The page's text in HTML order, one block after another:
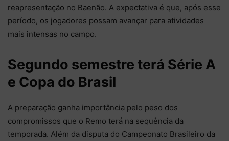
reapresentação no Baenão. A expectativa é que, após esse
período, os jogadores possam avançar para atividades
mais intensas no campo.
Segundo semestre terá Série A
e Copa do Brasil
A preparação ganha importância pelo peso dos
compromissos que o Remo terá na sequência da
temporada. Além da disputa do Campeonato Brasileiro da